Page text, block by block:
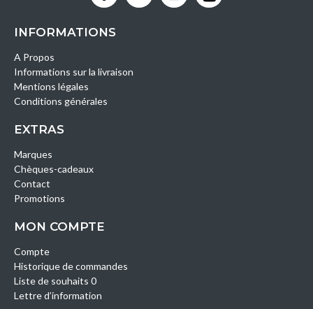
INFORMATIONS
A Propos
Informations sur la livraison
Mentions légales
Conditions générales
EXTRAS
Marques
Chèques-cadeaux
Contact
Promotions
MON COMPTE
Compte
Historique de commandes
Liste de souhaits 0
Lettre d’information